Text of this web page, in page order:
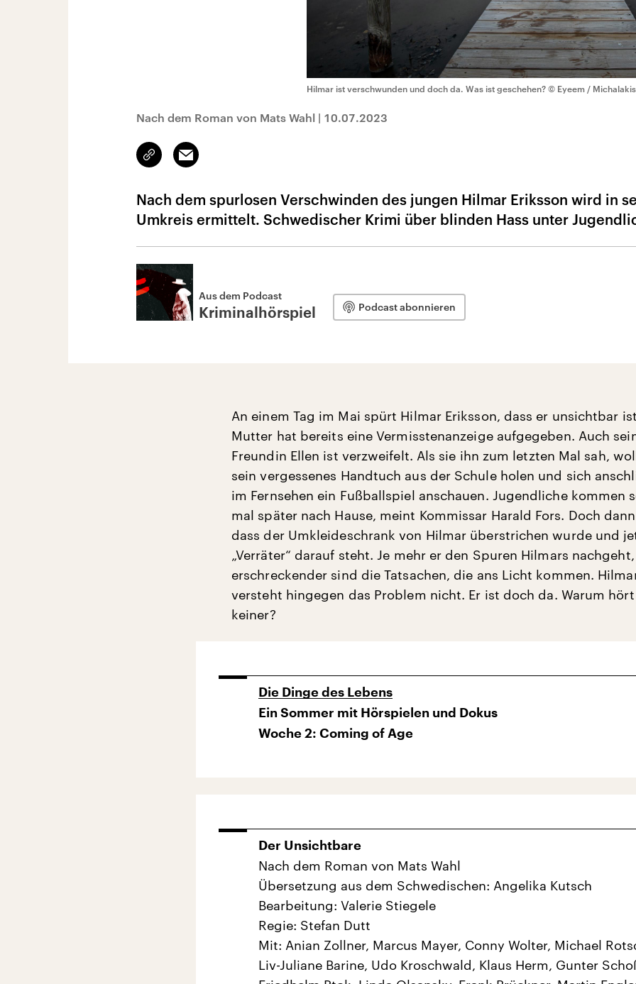
Hilmar ist verschwunden und doch da. Was ist geschehen? © Eyeem /
Nach dem Roman von Mats Wahl | 10.07.2023
Link
kopieren/teilen
Email
Nach dem spurlosen Verschwinden des jungen Hilmar Eriksson wird in
Umkreis ermittelt. Schwedischer Krimi über blinden Hass unter
Aus dem Podcast
Kriminalhörspiel Podcast abonnieren
An einem Tag im Mai spürt Hilmar Eriksson, dass er unsichtbar
Mutter hat bereits eine Vermisstenanzeige aufgegeben. Auch
Freundin Ellen ist verzweifelt. Als sie ihn zum letzten Mal sah,
sein vergessenes Handtuch aus der Schule holen und sich
im Fernsehen ein Fußballspiel anschauen. Jugendliche kommen
mal später nach Hause, meint Kommissar Harald Fors. Doch
dass der Umkleideschrank von Hilmar überstrichen wurde und
„Verräter“ darauf steht. Je mehr er den Spuren Hilmars
erschreckender sind die Tatsachen, die ans Licht kommen.
versteht hingegen das Problem nicht. Er ist doch da. Warum
keiner?
Die Dinge des Lebens
Ein Sommer mit Hörspielen und Dokus
Woche 2: Coming of Age
Der Unsichtbare
Nach dem Roman von Mats Wahl
Übersetzung aus dem Schwedischen: Angelika Kutsch
Bearbeitung: Valerie Stiegele
Regie: Stefan Dutt
Mit: Anian Zollner, Marcus Mayer, Conny Wolter, Michael
Liv-Juliane Barine, Udo Kroschwald, Klaus Herm, Gunter